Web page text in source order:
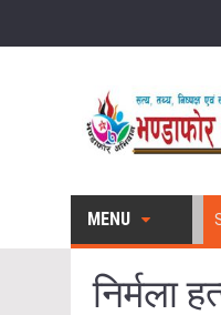
MENU
निर्मला